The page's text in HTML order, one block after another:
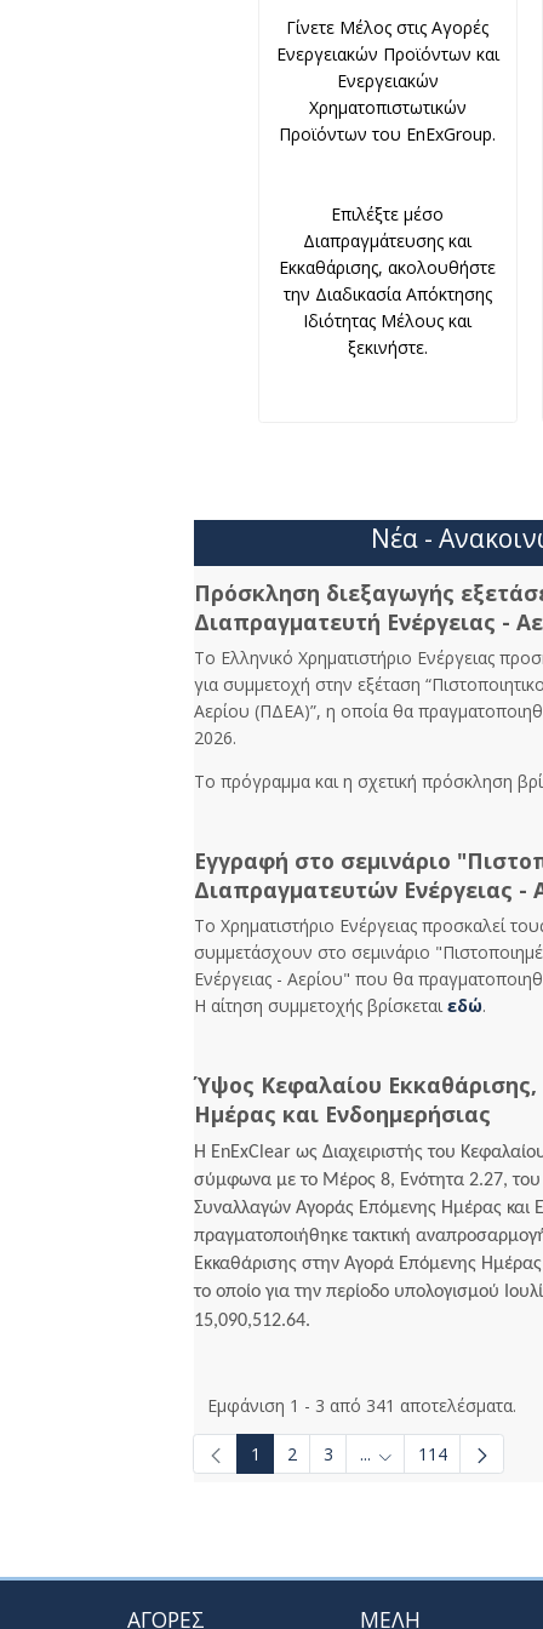
Γίνετε Μέλος στις Αγορές
Ενεργειακών Προϊόντων και
Ενεργειακών
Χρηματοπιστωτικών
Προϊόντων του EnExGroup.
Επιλέξτε μέσο
Διαπραγμάτευσης και
Εκκαθάρισης, ακολουθήστε
την Διαδικασία Απόκτησης
Ιδιότητας Μέλους και
ξεκινήστε.
Νέα -
Πρόσκληση διεξαγωγής
Διαπραγματευτή Ενέργειας -
Το Ελληνικό Χρηματιστήριο Ενέργειας
για συμμετοχή στην εξέταση
Αερίου (ΠΔΕΑ)”, η οποία θα
2026.
Το πρόγραμμα και η σχετική πρόσκληση
Εγγραφή στο σεμινάριο
Διαπραγματευτών Ενέργειας -
Το Χρηματιστήριο Ενέργειας προσκαλεί
συμμετάσχουν στο σεμινάριο
Ενέργειας - Αερίου" που θα
Η αίτηση συμμετοχής βρίσκεταιεδώ.
Ύψος Κεφαλαίου
Ημέρας και Ενδοημερήσιας
Η EnExClear ως Διαχειριστής του
σύμφωνα με το Μέρος 8, Ενότητα 2.27, του
Συναλλαγών Αγοράς Επόμενης Ημέρας και
πραγματοποιήθηκε τακτική
Εκκαθάρισης στην Αγορά Επόμενης
το οποίο για την περίοδο υπολογισμού
15,090,512.64.
Εμφάνιση 1 - 3 από 341 αποτελέσματα.
1 2 3 ... Ενδιάμεσες
114
ΑΓΟΡΕΣ ΜΕΛΗ